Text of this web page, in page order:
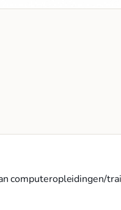
computeropleidingen/